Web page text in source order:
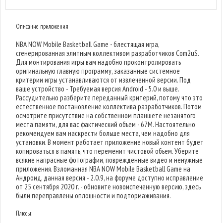
Описание приложения
NBA NOW Mobile Basketball Game - блестящая игра,
сгенерированная элитным коллективом разработчиков Com2uS.
Для монтирования игры вам надобно проконтролировать
оригинальную главную программу, заказанные системное
критерии игры устанавливаются от извлеченной версии. Под
ваше устройство - Требуемая версия Android - 5.0 и выше.
Рассудительно разберите переданный критерий, потому что это
естественное постановление коллектива разработчиков. Потом
осмотрите присутствие на собственном планшете незанятого
места памяти, для вас фактический объем - 67M. Настоятельно
рекомендуем вам наскрести больше места, чем надобно для
установки. В момент работает приложение новый контент будет
копироваться в память, что переменит чистовой объем. Уберите
всякие напрасные фотографии, поврежденные видео и ненужные
приложения. Взломанная NBA NOW Mobile Basketball Game на
Андроид, данная версия - 2.0.9, на форуме доступно исправление
от 25 сентября 2020 г. - обновите новоиспеченную версию, здесь
были переправлены оплошности и подтормаживания.
Плюсы: